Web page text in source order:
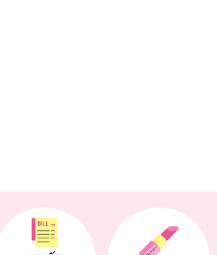
gây lão hóa,